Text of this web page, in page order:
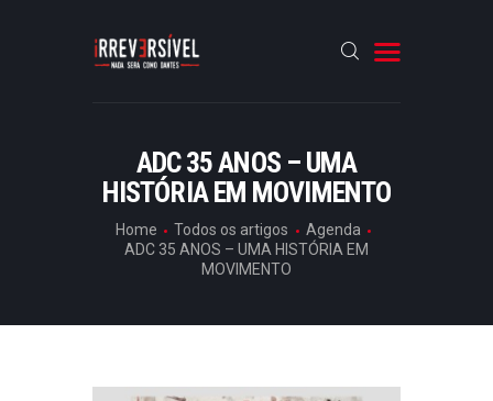
ADC 35 ANOS – UMA
HISTÓRIA EM MOVIMENTO
Home Todos os artigos
Agenda
ADC 35 ANOS – UMA HISTÓRIA EM
MOVIMENTO
HOME
CRÓNICAS
ENTREVISTAS